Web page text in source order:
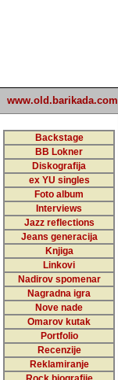
www.old.barikada.com
Backstage
BB Lokner
Diskografija
ex YU singles
Foto album
Interviews
Jazz reflections
Jeans generacija
Knjiga
Linkovi
Nadirov spomenar
Nagradna igra
Nove nade
Omarov kutak
Portfolio
Recenzije
Reklamiranje